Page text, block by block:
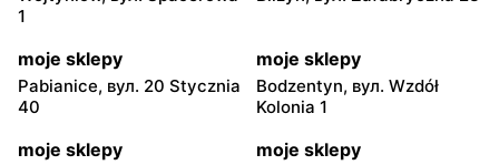
1
moje sklepy
Pabianice, вул. 20 Stycznia
40
moje sklepy
Bodzentyn, вул. Wzdół
Kolonia 1
moje sklepy moje sklepy